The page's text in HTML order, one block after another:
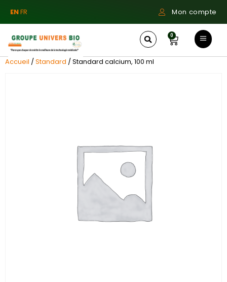
ENFR Mon compte
0
Accueil /Standard / Standard calcium, 100 ml